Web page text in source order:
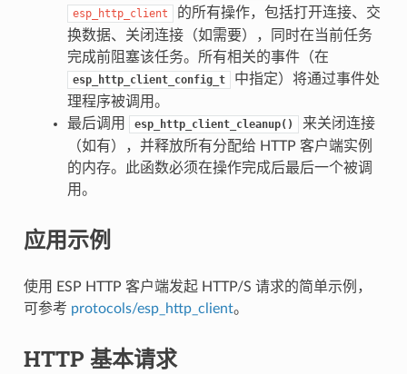
esp_http_client
的所有操作，包括打开连接、交
换数据、关闭连接（如需要），同时在当前任务
完成前阻塞该任务。所有相关的事件（在
esp_http_client_config_t
中指定）将通过事件处
理程序被调用。
最后调用
esp_http_client_cleanup()
来关闭连接
（如有），并释放所有分配给 HTTP 客户端实例
的内存。此函数必须在操作完成后最后一个被调
用。
应用示例
使用 ESP HTTP 客户端发起 HTTP/S 请求的简单示例，
可参考 protocols/esp_http_client。
HTTP 基本请求